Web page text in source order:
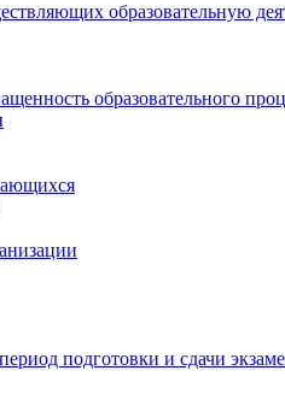
образовательную
образовательного
подготовки и сдачи